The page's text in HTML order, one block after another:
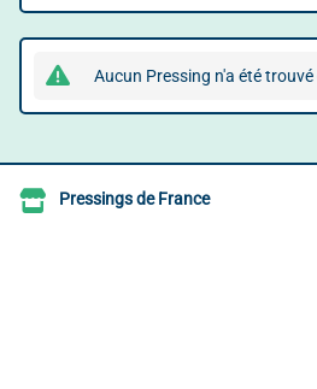
Aucun Pressing n'a été
Pressings de France